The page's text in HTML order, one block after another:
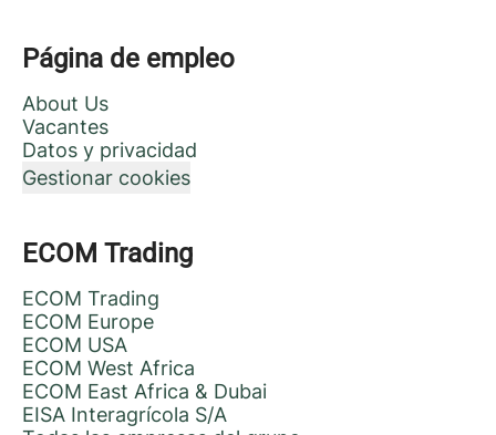
Página de empleo
About Us
Vacantes
Datos y privacidad
Gestionar cookies
ECOM Trading
ECOM Trading
ECOM Europe
ECOM USA
ECOM West Africa
ECOM East Africa & Dubai
EISA Interagrícola S/A